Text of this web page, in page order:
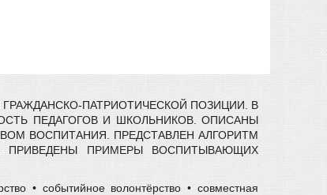
ПАТРИОТИЧЕСКОЙ ПОЗИЦИИ. В
ПЕДАГОГОВ И ШКОЛЬНИКОВ. ОПИСАНЫ
ВОСПИТАНИЯ. ПРЕДСТАВЛЕН АЛГОРИТМ
ПРИВЕДЕНЫ ПРИМЕРЫ ВОСПИТЫВАЮЩИХ
• событийное волонтёрство • совместная